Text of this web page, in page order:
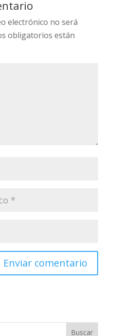
electrónico no será